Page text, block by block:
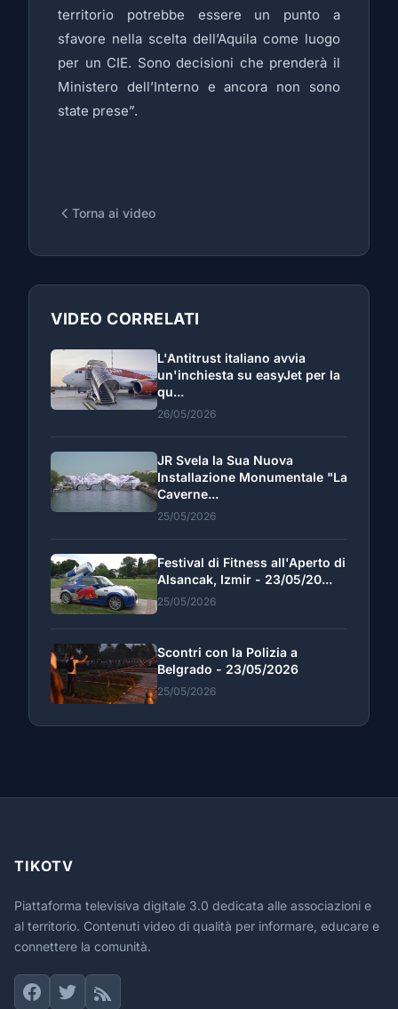
territorio potrebbe essere un punto a
sfavore nella scelta dell’Aquila come luogo
per un CIE. Sono decisioni che prenderà il
Ministero dell’Interno e ancora non sono
state prese”.
Torna ai video
VIDEO CORRELATI
L'Antitrust italiano avvia
un'inchiesta su easyJet per la
qu...
26/05/2026
JR Svela la Sua Nuova
Installazione Monumentale "La
Caverne...
25/05/2026
Festival di Fitness all'Aperto di
Alsancak, Izmir - 23/05/20...
25/05/2026
Scontri con la Polizia a
Belgrado - 23/05/2026
25/05/2026
TIKOTV
Piattaforma televisiva digitale 3.0 dedicata alle associazioni e
al territorio. Contenuti video di qualità per informare, educare e
connettere la comunità.